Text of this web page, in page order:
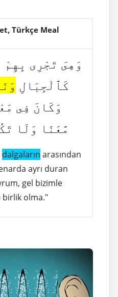
Türkçe Meal
11|42|وَهِىَ تَجْرِى
كَٱلْجِبَالِ
وَكَانَ فِى
مَّعَنَا وَلَا
dalgaların arasından
ayrı duran
gel bizimle
birlik olma."